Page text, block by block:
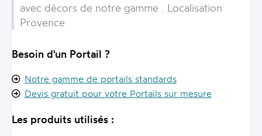
avec décors de notre gamme . Localisation
Provence
Besoin d'un Portail ?
Notre gamme de portails standards
Devis gratuit pour votre Portails sur mesure
Les produits utilisés :